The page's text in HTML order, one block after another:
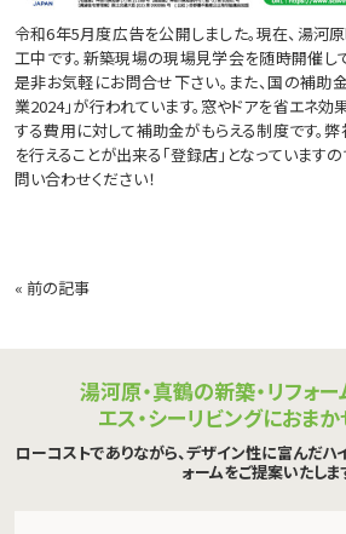
令和6年5月度広告を公開しました。現在、湯河
工中です。新築現場の現場見学会を随時開催し
是非お気軽にお問合せ下さい。また、国の補助
業2024」が行われています。窓やドアを省エネ
する費用に対して補助金がもらえる制度です。
を行えることが出来る「登録店」となっています
問い合わせください！
« 前の記事
湯河原・真鶴の新築・リフォー
エス・シーリビングにおまか
ローコストでありながら、デザイン性に富んだハ
ォームをご提案いたしま